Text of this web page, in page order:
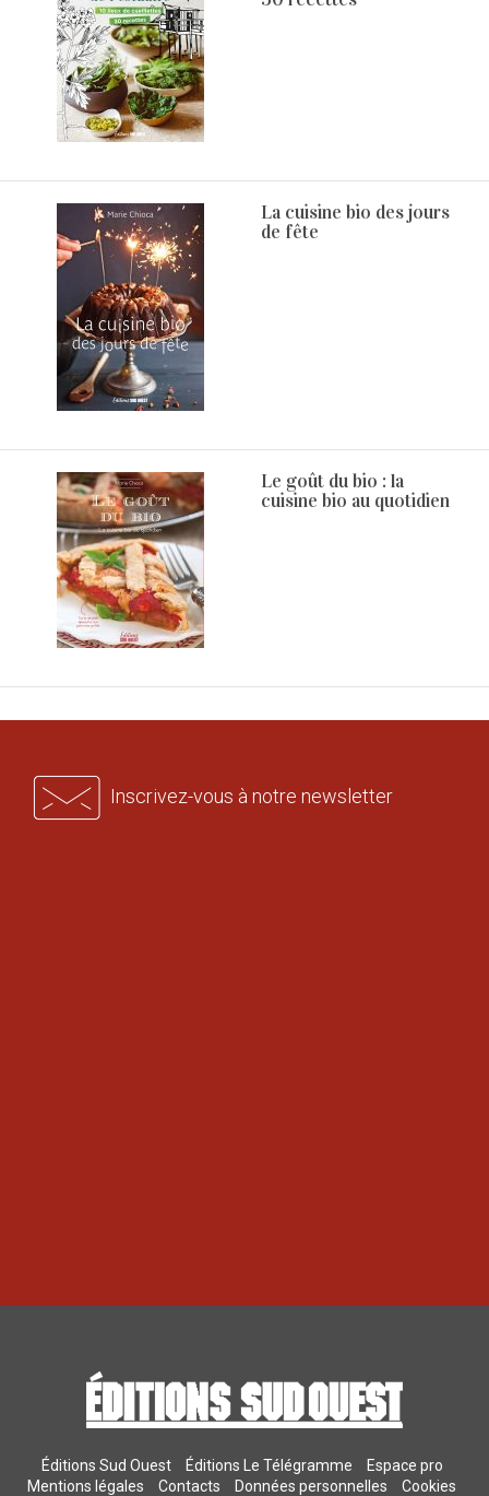
La cuisine bio des jours
de fête
Le goût du bio : la
cuisine bio au quotidien
Inscrivez-vous à notre newsletter
Éditions Sud Ouest Éditions Le Télégramme
Espace pro
Mentions légales
Contacts Données personnelles Cookies